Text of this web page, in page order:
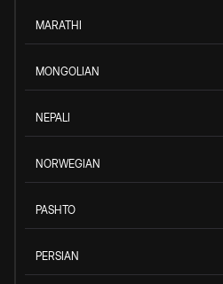
MARATHI
MONGOLIAN
NEPALI
NORWEGIAN
PASHTO
PERSIAN